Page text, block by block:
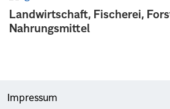
Landwirtschaft, Fischerei,
Nahrungsmittel
Impressum